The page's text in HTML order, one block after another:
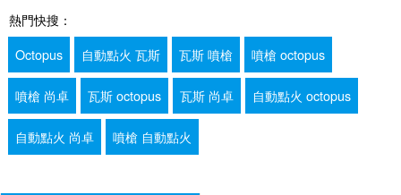
熱門快搜：
Octopus
自動點火 瓦斯 瓦斯 噴槍 噴槍 octopus
噴槍 尚卓 瓦斯 octopus 瓦斯 尚卓 自動點火 octopus
自動點火 尚卓 噴槍 自動點火